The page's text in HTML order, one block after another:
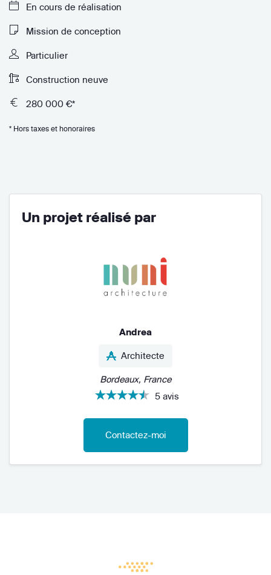
En cours de réalisation
Mission de conception
Particulier
Construction neuve
280 000 €*
* Hors taxes et honoraires
Un projet réalisé par
Andrea
Architecte
Bordeaux, France
5 avis
Contactez-moi